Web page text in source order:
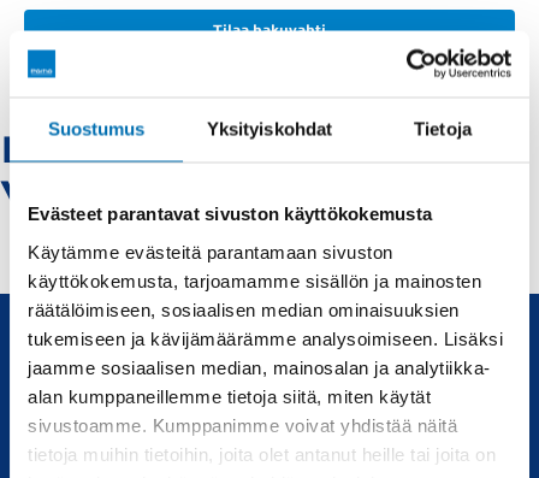
Suostumus Yksityiskohdat Tietoja
Evästeet parantavat sivuston käyttökokemusta
Käytämme evästeitä parantamaan sivuston
käyttökokemusta, tarjoamamme sisällön ja mainosten
räätälöimiseen, sosiaalisen median ominaisuuksien
tukemiseen ja kävijämäärämme analysoimiseen. Lisäksi
jaamme sosiaalisen median, mainosalan ja analytiikka-
alan kumppaneillemme tietoja siitä, miten käytät
sivustoamme. Kumppanimme voivat yhdistää näitä
tietoja muihin tietoihin, joita olet antanut heille tai joita on
Ford-keminmaa -
Vaihtoautot
Tilaa hakuvahti
Uudet ja käytetyt autot, sekä huollot joka tarpeeseen.
Automyynti Huolto